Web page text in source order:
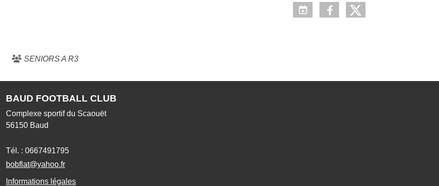
SENIORS A R3
BAUD FOOTBALL CLUB
Complexe sportif du Scaouët
56150 Baud
Tél. : 0667491795
bobflat@yahoo.fr
Informations légales